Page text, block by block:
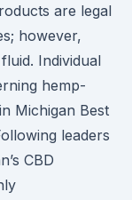
are legal
however,
Individual
hemp-
Michigan Best
leaders
CBD